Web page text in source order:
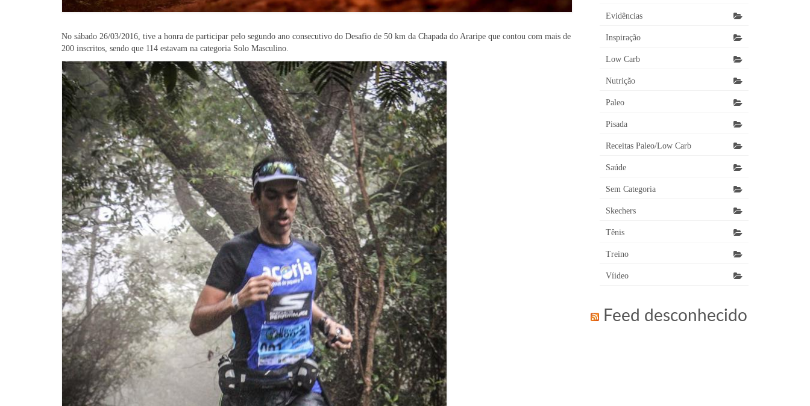
No sábado 26/03/2016, tive a honra de participar pelo segundo ano consecutivo do Desafio de 50 km da Chapada do Araripe que contou com mais de
200 inscritos, sendo que 114 estavam na categoria Solo Masculino.
Evidências
Inspiração
Low Carb
Nutrição
Paleo
Pisada
Receitas Paleo/Low Carb
Saúde
Sem Categoria
Skechers
Tênis
Treino
Víideo
Feed desconhecido